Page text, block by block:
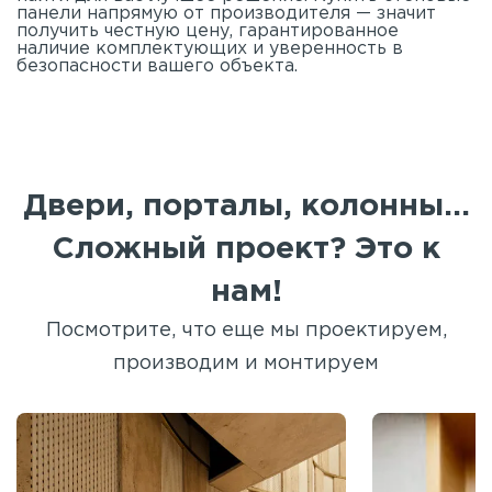
панели напрямую от производителя — значит
получить честную цену, гарантированное
наличие комплектующих и уверенность в
безопасности вашего объекта.
Двери, порталы, колонны...
Сложный проект? Это к
нам!
Посмотрите, что еще мы проектируем,
производим и монтируем